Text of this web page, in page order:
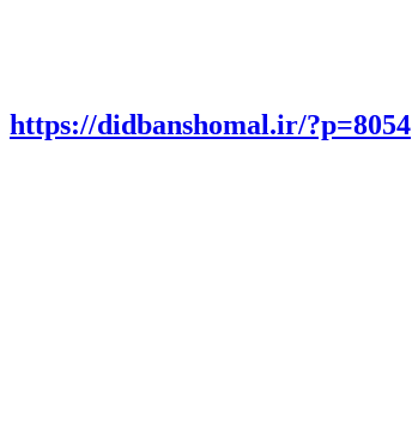
https://didbanshomal.ir/?p=8054